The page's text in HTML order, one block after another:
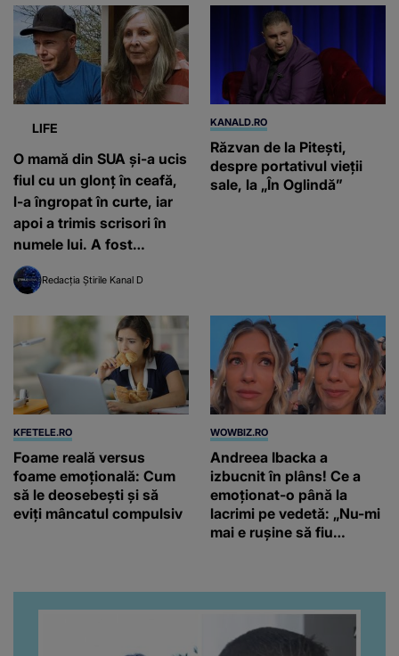
LIFE
O mamă din SUA și-a ucis
fiul cu un glonț în ceafă,
l-a îngropat în curte, iar
apoi a trimis scrisori în
numele lui. A fost
condamnată la închisoare
pe viațăRedacția Știrile Kanal D
KANALD.RO
Răzvan de la Pitești,
despre portativul vieții
sale, la „În Oglindă”
KFETELE.RO
Foame reală versus
foame emoțională: Cum
să le deosebești și să
eviți mâncatul compulsiv
WOWBIZ.RO
Andreea Ibacka a
izbucnit în plâns! Ce a
emoționat-o până la
lacrimi pe vedetă: „Nu-mi
mai e rușine să fiu